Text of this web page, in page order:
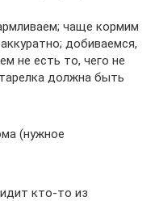
чаще кормим
добиваемся,
не есть то, чего не
должна быть
(нужное
кто-то из